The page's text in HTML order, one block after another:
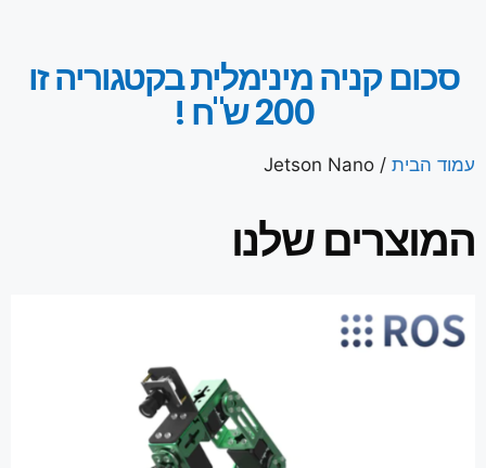
סכום קניה מינימלית בקטגוריה זו
200 ש"ח !
עמוד הבית / Jetson Nano
המוצרים שלנו